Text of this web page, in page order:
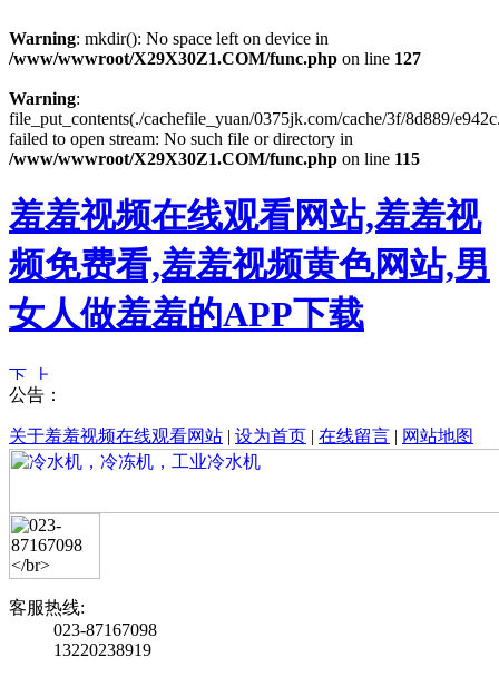
Warning: mkdir(): No space left on device in
/www/wwwroot/X29X30Z1.COM/func.php on line 127
Warning:
file_put_contents(./cachefile_yuan/0375jk.com/cache/3f/8d889/
failed to open stream: No such file or directory in
/www/wwwroot/X29X30Z1.COM/func.php on line 115
羞羞视频在线观看网站,羞羞视
频免费看,羞羞视频黄色网站,男
女人做羞羞的APP下载
公告：
关于羞羞视频在线观看网站 | 设为首页 | 在线留言 | 网站地图
客服热线:
023-87167098
13220238919